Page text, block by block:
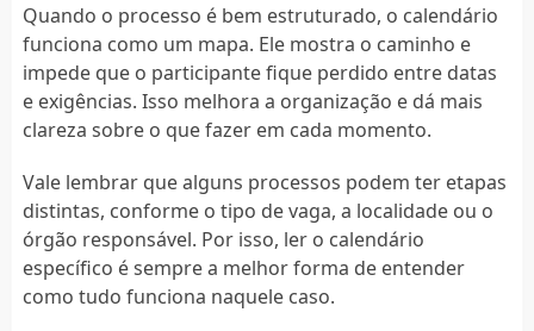
Quando o processo é bem estruturado, o calendário
funciona como um mapa. Ele mostra o caminho e
impede que o participante fique perdido entre datas
e exigências. Isso melhora a organização e dá mais
clareza sobre o que fazer em cada momento.
Vale lembrar que alguns processos podem ter etapas
distintas, conforme o tipo de vaga, a localidade ou o
órgão responsável. Por isso, ler o calendário
específico é sempre a melhor forma de entender
como tudo funciona naquele caso.